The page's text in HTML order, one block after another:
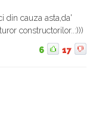
din cauza asta,da'
constructorilor..:)))
6 17